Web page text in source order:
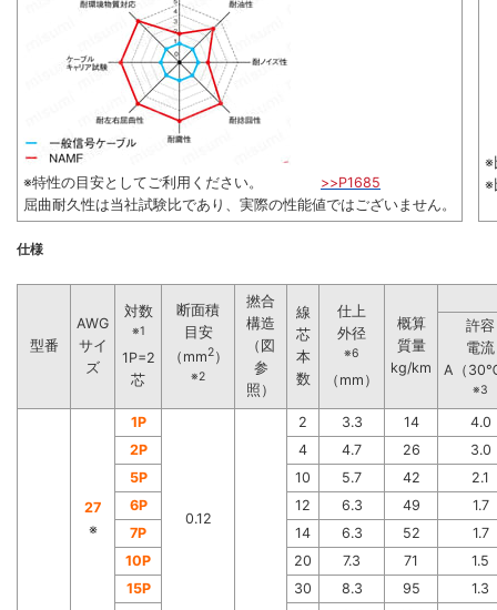
※特性の目安としてご利用ください。 >>P1685
屈曲耐久性は当社試験比であり、実際の性能値ではございません。
※
※
仕様
型番
AWG
サイ
ズ
対数
※1
1P=2
芯
断面積
目安
（mm2）
※2
撚合
構造
（図
参
照）
線
芯
本
数
仕上
外径
※6
（mm）
概算
質量
kg/km
許容
電流
A（
※3
27
※
1P
0.12
2 3.3 14
4.0
2P
4 4.7 26
3.0
5P
10 5.7 42
2.1
6P
12 6.3 49
1.7
7P
14 6.3 52
1.7
10P
20 7.3 71
1.5
15P
30 8.3 95
1.3